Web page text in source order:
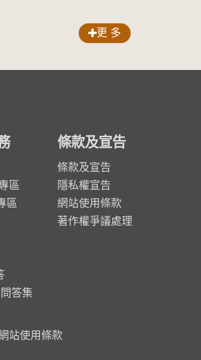
更 多
區
區
答集
條款及宣告
條款及宣告
隱私權宣告
網站使用條款
著作權爭議處理
站使用條款